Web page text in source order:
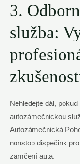
3.
služba:
Nehledejte dál,
autozámečnickou
Autozámečnická
nonstop dispečink
zamčení auta.